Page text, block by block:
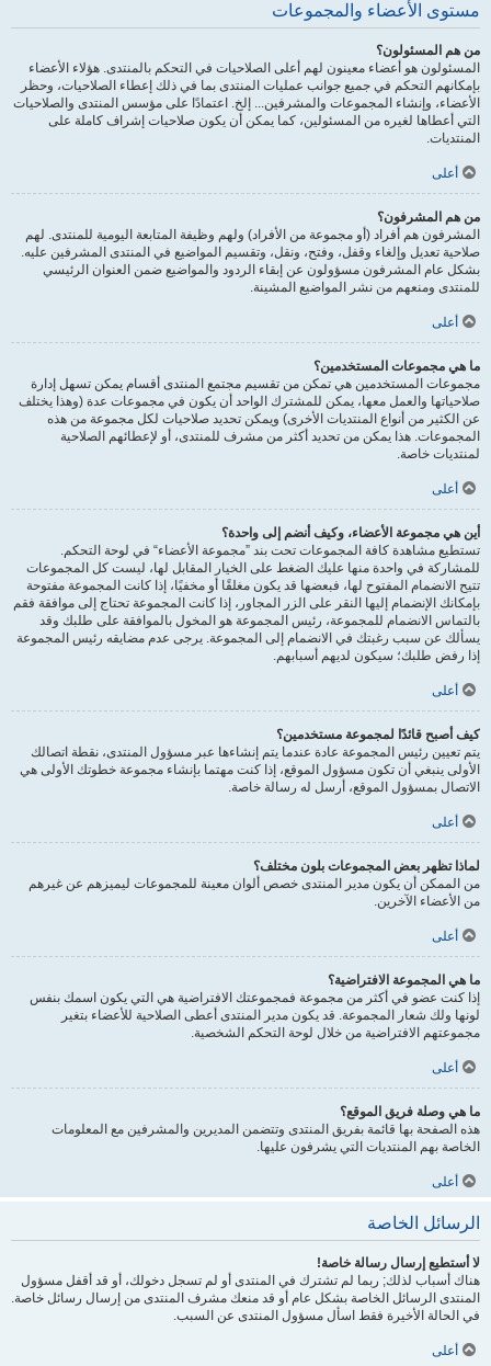
مستوى الأعضاء والمجموعات
من هم المسئولون؟
المسئولون هو أعضاء معينون لهم أعلى الصلاحيات في التحكم بالمنتدى. هؤلاء الأعضاء
بإمكانهم التحكم في جميع جوانب عمليات المنتدى بما في ذلك إعطاء الصلاحيات، وحظر
الأعضاء، وإنشاء المجموعات والمشرفين... إلخ. اعتمادًا على مؤسس المنتدى والصلاحيات
التي أعطاها لغيره من المسئولين، كما يمكن أن يكون صلاحيات إشراف كاملة على
المنتديات.
أعلى
من هم المشرفون؟
المشرفون هم أفراد (أو مجموعة من الأفراد) ولهم وظيفة المتابعة اليومية للمنتدى. لهم
صلاحية تعديل وإلغاء وقفل، وفتح، ونقل، وتقسيم المواضيع في المنتدى المشرفين عليه.
بشكل عام المشرفون مسؤولون عن إبقاء الردود والمواضيع ضمن العنوان الرئيسي
للمنتدى ومنعهم من نشر المواضيع المشينة.
أعلى
ما هي مجموعات المستخدمين؟
مجموعات المستخدمين هي تمكن من تقسيم مجتمع المنتدى أقسام يمكن تسهل إدارة
صلاحياتها والعمل معها، يمكن للمشترك الواحد أن يكون في مجموعات عدة (وهذا يختلف
عن الكثير من أنواع المنتديات الأخرى) ويمكن تحديد صلاحيات لكل مجموعة من هذه
المجموعات. هذا يمكن من تحديد أكثر من مشرف للمنتدى، أو لإعطائهم الصلاحية
لمنتديات خاصة.
أعلى
أين هي مجموعة الأعضاء، وكيف أنضم إلى واحدة؟
تستطيع مشاهدة كافة المجموعات تحت بند ”مجموعة الأعضاء“ في لوحة التحكم.
للمشاركة في واحدة منها عليك الضغط على الخيار المقابل لها، ليست كل المجموعات
تتيح الانضمام المفتوح لها، فبعضها قد يكون مغلقًا أو مخفيًا، إذا كانت المجموعة مفتوحة
بإمكانك الإنضمام إليها النقر على الزر المجاور، إذا كانت المجموعة تحتاج إلى موافقة فقم
بالتماس الانضمام للمجموعة، رئيس المجموعة هو المخول بالموافقة على طلبك وقد
يسألك عن سبب رغبتك في الانضمام إلى المجموعة. يرجى عدم مضايقه رئيس المجموعة
إذا رفض طلبك؛ سيكون لديهم أسبابهم.
أعلى
كيف أصبح قائدًا لمجموعة مستخدمين؟
يتم تعيين رئيس المجموعة عادة عندما يتم إنشاءها عبر مسؤول المنتدى، نقطة اتصالك
الأولى ينبغي أن تكون مسؤول الموقع، إذا كنت مهتما بإنشاء مجموعة خطوتك الأولى هي
الاتصال بمسؤول الموقع، أرسل له رسالة خاصة.
أعلى
لماذا تظهر بعض المجموعات بلون مختلف؟
من الممكن أن يكون مدير المنتدى خصص ألوان معينة للمجموعات ليميزهم عن غيرهم
من الأعضاء الآخرين.
أعلى
ما هي المجموعة الافتراضية؟
إذا كنت عضو في أكثر من مجموعة فمجموعتك الافتراضية هي التي يكون اسمك بنفس
لونها ولك شعار المجموعة. قد يكون مدير المنتدى أعطى الصلاحية للأعضاء بتغير
مجموعتهم الافتراضية من خلال لوحة التحكم الشخصية.
أعلى
ما هي وصلة فريق الموقع؟
هذه الصفحة بها قائمة بفريق المنتدى وتتضمن المديرين والمشرفين مع المعلومات
الخاصة بهم المنتديات التي يشرفون عليها.
أعلى
الرسائل الخاصة
لا أستطيع إرسال رسالة خاصة!
هناك أسباب لذلك; ربما لم تشترك في المنتدى أو لم تسجل دخولك، أو قد أقفل مسؤول
المنتدى الرسائل الخاصة بشكل عام أو قد منعك مشرف المنتدى من إرسال رسائل خاصة.
في الحالة الأخيرة فقط اسأل مسؤول المنتدى عن السبب.
أعلى